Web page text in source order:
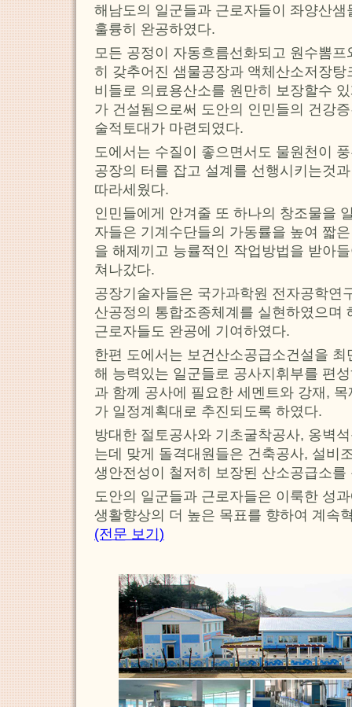
해남도의 일군들과 근로자들이 좌양산
훌륭히 완공하였다.
모든 공정이 자동흐름선화되고 원수뽐
히 갖추어진 샘물공장과 액체산소저장
비들로 의료용산소를 원만히 보장할수
가 건설됨으로써 도안의 인민들의 건강
술적토대가 마련되였다.
도에서는 수질이 좋으면서도 물원천이
공장의 터를 잡고 설계를 선행시키는것
따라세웠다.
인민들에게 안겨줄 또 하나의 창조물을
자들은 기계수단들의 가동률을 높여 짧
을 해제끼고 능률적인 작업방법을 받아
쳐나갔다.
공장기술자들은 국가과학원 전자공학연
산공정의 통합조종체계를 실현하였으며
근로자들도 완공에 기여하였다.
한편 도에서는 보건산소공급소건설을
해 능력있는 일군들로 공사지휘부를 편
과 함께 공사에 필요한 세멘트와 강재,
가 일정계획대로 추진되도록 하였다.
방대한 절토공사와 기초굴착공사, 옹벽
는데 맞게 돌격대원들은 건축공사, 설비
생안전성이 철저히 보장된 산소공급소를
도안의 일군들과 근로자들은 이룩한 성
생활향상의 더 높은 목표를 향하여 계속
(전문 보기)